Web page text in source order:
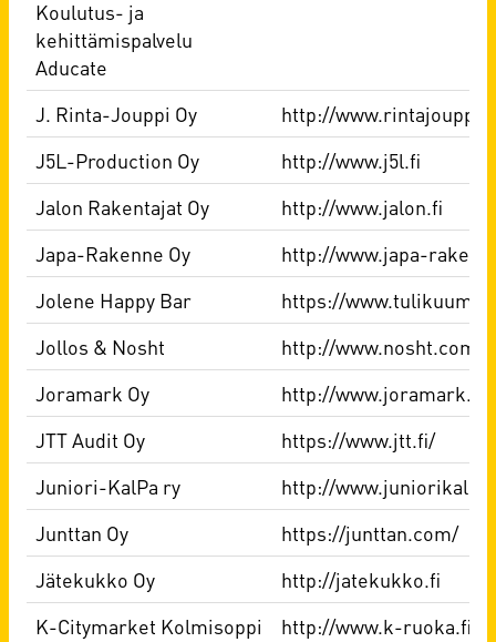
Koulutus- ja
kehittämispalvelu
Aducate
J. Rinta-Jouppi Oy
http://www.rintajouppi.fi
J5L-Production Oy
http://www.j5l.fi
Jalon Rakentajat Oy
http://www.jalon.fi
Japa-Rakenne Oy
http://www.japa-
Jolene Happy Bar
https://
Jollos & Nosht
http://www.nosht.com
Joramark Oy
http://www.joramark.fi
JTT Audit Oy
https://www.jtt.fi/
Juniori-KalPa ry
http://
Junttan Oy
https://junttan.com/
Jätekukko Oy
http://jatekukko.fi
K-Citymarket Kolmisoppi
http://www.k-ruoka.fi/